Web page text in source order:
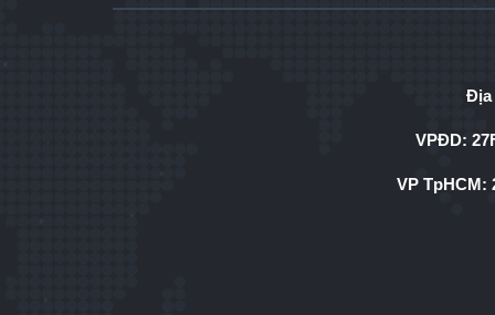
Địa
VPĐD:
VP